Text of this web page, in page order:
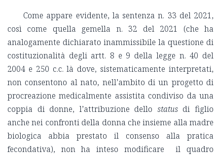
Come appare evidente, la sentenza n. 33 del 2021,
così come quella gemella n. 32 del 2021 (che ha
analogamente dichiarato inammissibile la questione di
costituzionalità degli artt. 8 e 9 della legge n. 40 del
2004 e 250 c.c. là dove, sistematicamente interpretati,
non consentono al nato, nell’ambito di un progetto di
procreazione medicalmente assistita condiviso da una
coppia di donne, l’attribuzione dello statusdi figlio
anche nei confronti della donna che insieme alla madre
biologica abbia prestato il consenso alla pratica
fecondativa), non ha inteso modificare il quadro